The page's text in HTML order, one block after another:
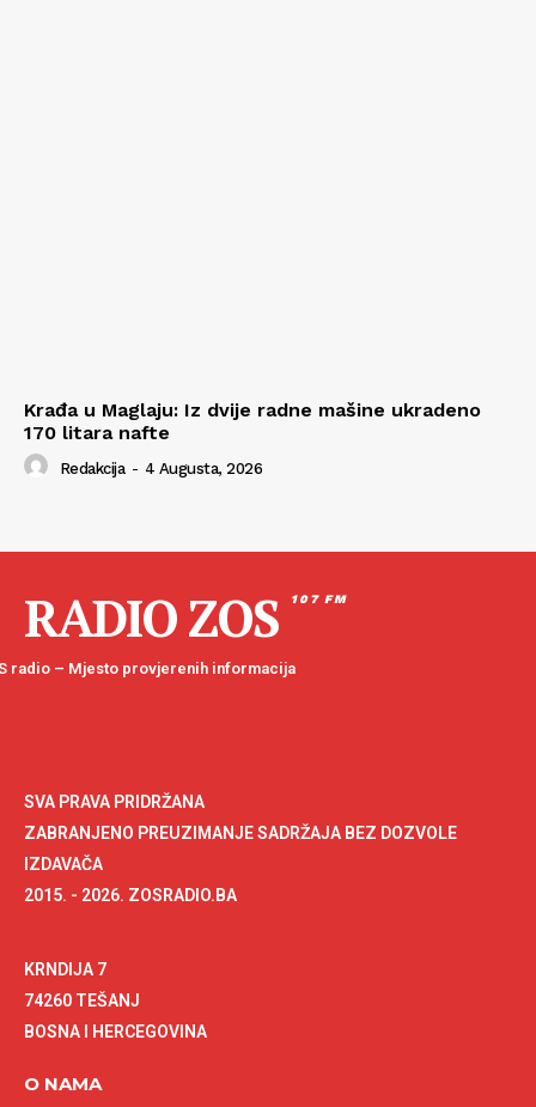
Krađa u Maglaju: Iz dvije radne mašine ukradeno
170 litara nafte
Redakcija - 4 Augusta, 2026
RADIO ZOS 107 FM
radio – Mjesto provjerenih informacija
SVA PRAVA PRIDRŽANA
ZABRANJENO PREUZIMANJE SADRŽAJA BEZ DOZVOLE
IZDAVAČA
2015. - 2026. ZOSRADIO.BA
KRNDIJA 7
74260 TEŠANJ
BOSNA I HERCEGOVINA
O NAMA